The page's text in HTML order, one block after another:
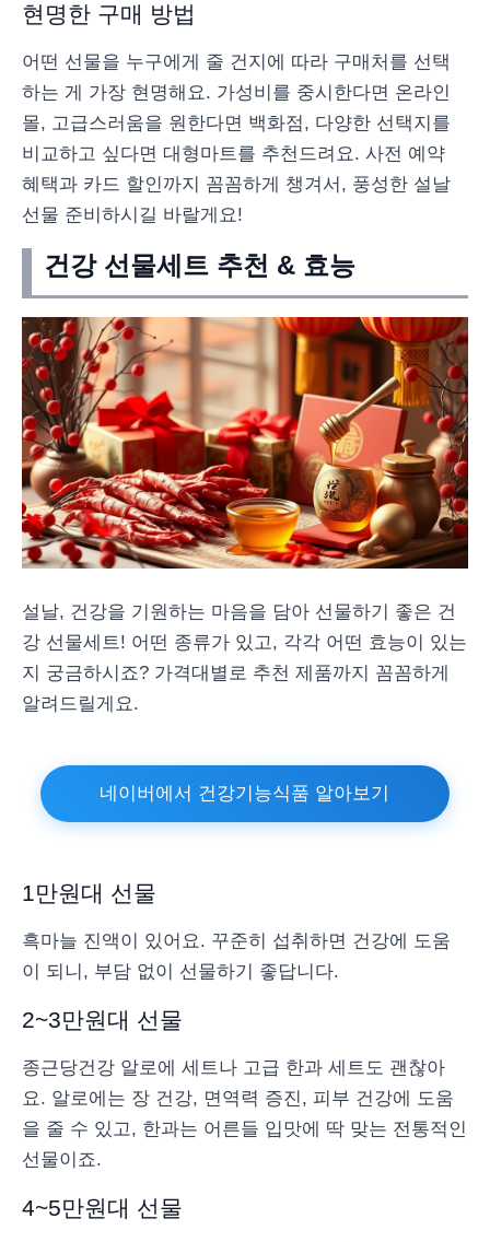
현명한 구매 방법
어떤 선물을 누구에게 줄 건지에 따라 구매처를 선택
하는 게 가장 현명해요. 가성비를 중시한다면 온라인
몰, 고급스러움을 원한다면 백화점, 다양한 선택지를
비교하고 싶다면 대형마트를 추천드려요. 사전 예약
혜택과 카드 할인까지 꼼꼼하게 챙겨서, 풍성한 설날
선물 준비하시길 바랄게요!
건강 선물세트 추천 & 효능
설날, 건강을 기원하는 마음을 담아 선물하기 좋은 건
강 선물세트! 어떤 종류가 있고, 각각 어떤 효능이 있는
지 궁금하시죠? 가격대별로 추천 제품까지 꼼꼼하게
알려드릴게요.
네이버에서 건강기능식품 알아보기
1만원대 선물
흑마늘 진액이 있어요. 꾸준히 섭취하면 건강에 도움
이 되니, 부담 없이 선물하기 좋답니다.
2~3만원대 선물
종근당건강 알로에 세트나 고급 한과 세트도 괜찮아
요. 알로에는 장 건강, 면역력 증진, 피부 건강에 도움
을 줄 수 있고, 한과는 어른들 입맛에 딱 맞는 전통적인
선물이죠.
4~5만원대 선물